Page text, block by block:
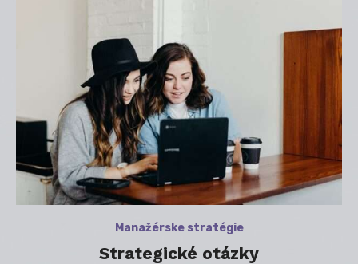
Manažérske stratégie
Strategické otázky